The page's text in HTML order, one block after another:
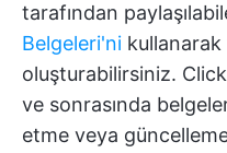
tarafından
Belgeleri'ni
oluşturabilirsiniz.
ve sonrasında
etme veya